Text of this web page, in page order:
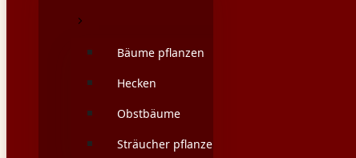
Bäume pflanzen
Hecken
Obstbäume
Sträucher pflanzen